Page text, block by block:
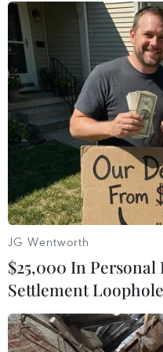
và cũng là cuộc tranh
cử.
Các bang "chiến
JG Wentworth
$25,000 In Personal
Settlement